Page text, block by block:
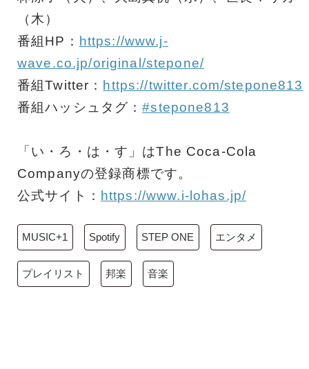
（木）
番組HP： https://www.j-
wave.co.jp/original/stepone/
番組Twitter： https://twitter.com/stepone813
番組ハッシュタグ：#stepone813
「い・ろ・は・す」はThe Coca-Cola
Companyの登録商標です。
公式サイト： https://www.i-lohas.jp/
MUSIC+1 Spotify STEP ONE エンタメ
プレイリスト 邦楽 音楽